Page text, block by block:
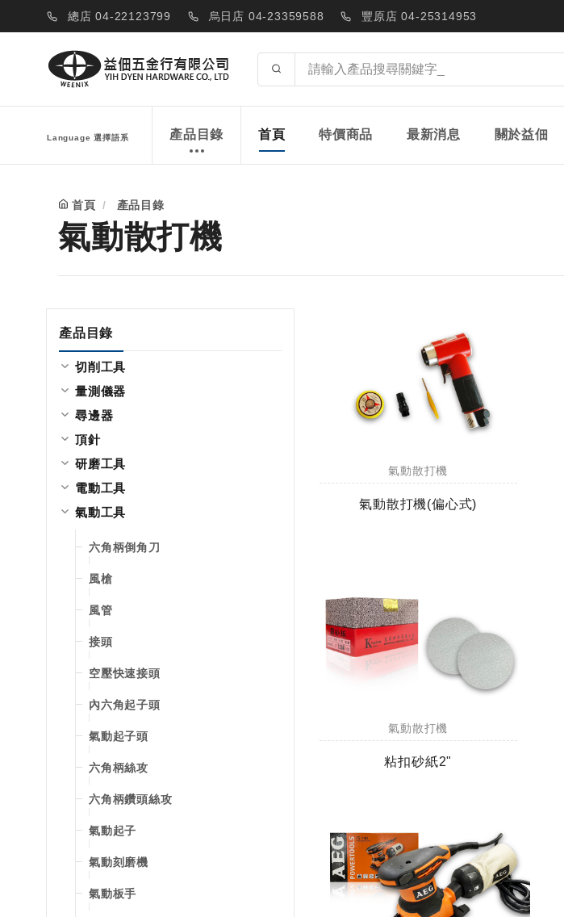
總店 04-22123799 烏日店 04-23359588 豐原店 04-25314953
Language 選擇語系 產品目錄 首頁 特價商品 最新消息 關於益佃
首頁 產品目錄
氣動散打機
產品目錄
切削工具
量測儀器
尋邊器
頂針
研磨工具
電動工具
氣動工具
六角柄倒角刀
風槍
風管
接頭
空壓快速接頭
內六角起子頭
氣動起子頭
六角柄絲攻
六角柄鑽頭絲攻
氣動起子
氣動刻磨機
氣動板手
氣動散打機
氣動散打機(偏心式)
氣動散打機
粘扣砂紙2"